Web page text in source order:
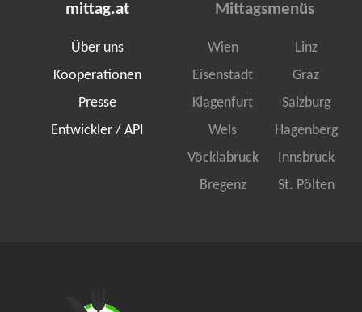
mittag.at
Über uns
Kooperationen
Presse
Entwickler / API
Mittagsmenüs
Wien
Linz
Eisenstadt
Graz
Klagenfurt
Salzburg
Wels
Hagenberg
Vöcklabruck
Innsbruck
Bregenz
St. Pölten